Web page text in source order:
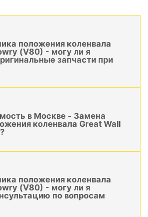
положения коленвала
(V80) - могу ли я
запчасти при
в Москве - Замена
коленвала Great Wall
положения коленвала
(V80) - могу ли я
по вопросам